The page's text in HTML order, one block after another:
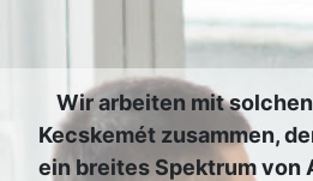
Wir arbeiten mit
Kecskemét zusammen,
ein breites Spektrum von